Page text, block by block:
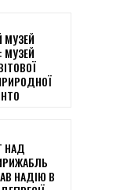
МУЗЕЙ
МУЗЕЙ
НАД
НАДІЮ В